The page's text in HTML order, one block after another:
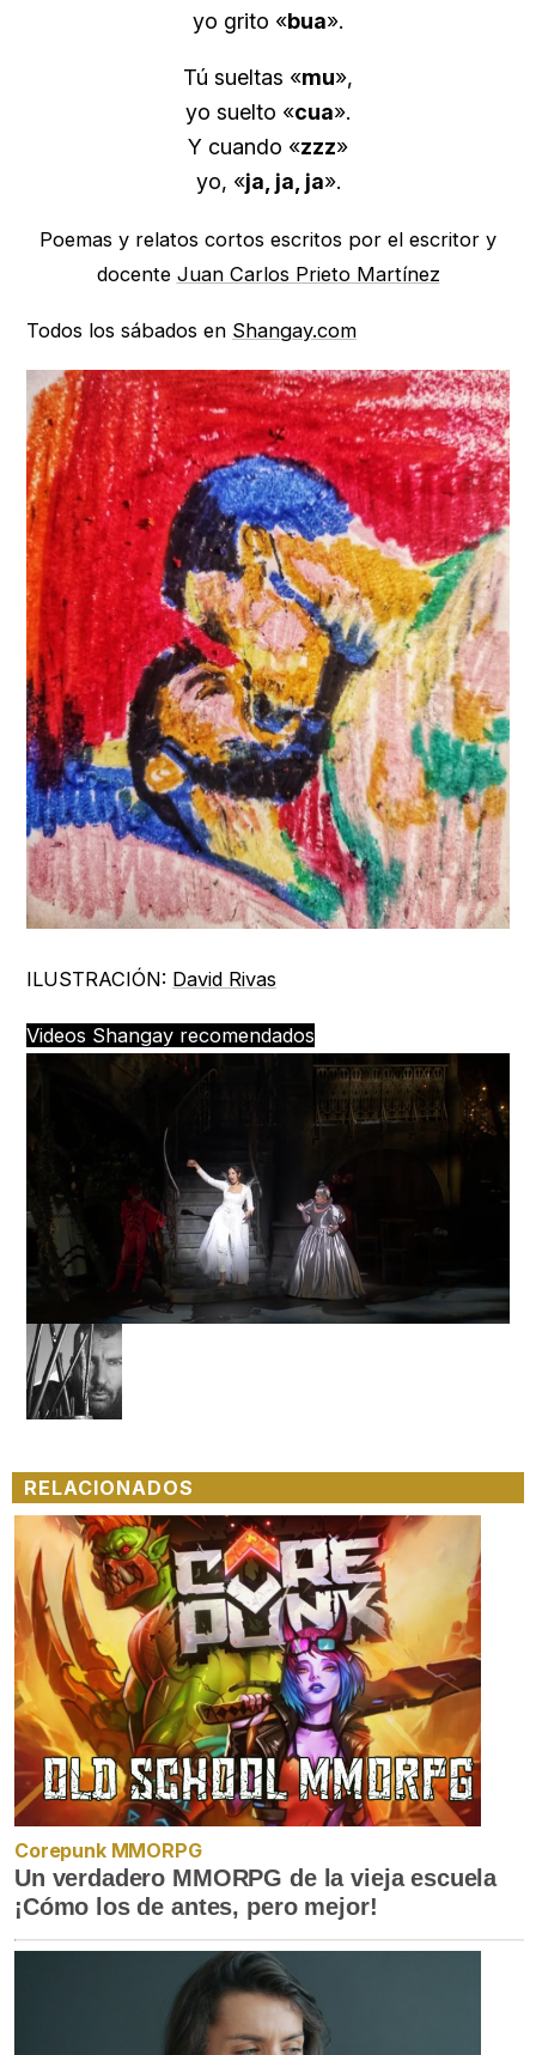
yo grito «bua».
Tú sueltas «mu»,
yo suelto «cua».
Y cuando «zzz»
yo, «ja, ja, ja».
Poemas y relatos cortos escritos por el escritor y
docente Juan Carlos Prieto Martínez
Todos los sábados en Shangay.com
ILUSTRACIÓN: David Rivas
Videos Shangay recomendados
Unmute Loaded:
25.99%
RELACIONADOS
Corepunk MMORPG
Un verdadero MMORPG de la vieja escuela
¡Cómo los de antes, pero mejor!